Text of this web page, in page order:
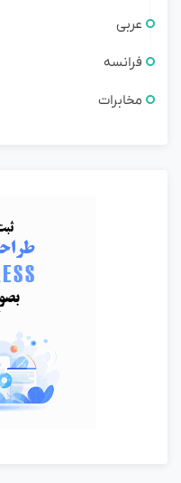
عربی
فرانسه
مخابرات